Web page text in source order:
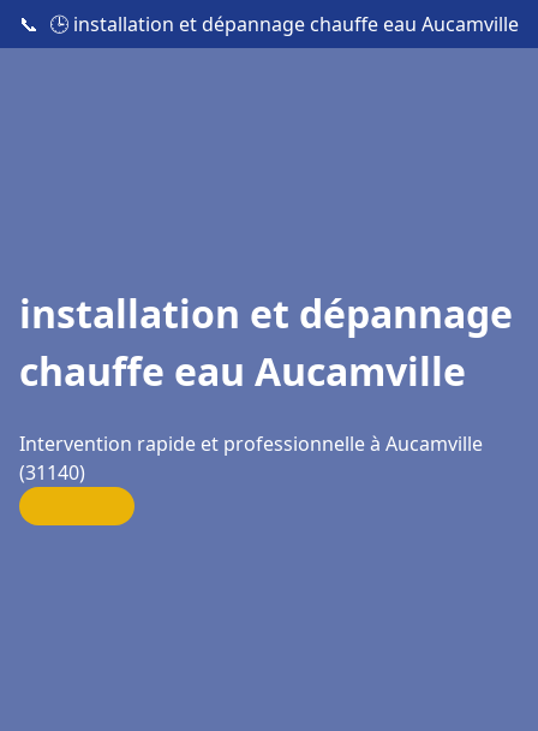
📞 🕒 installation et dépannage chauffe eau Aucamville
installation et dépannage
chauffe eau Aucamville
Intervention rapide et professionnelle à Aucamville
(31140)